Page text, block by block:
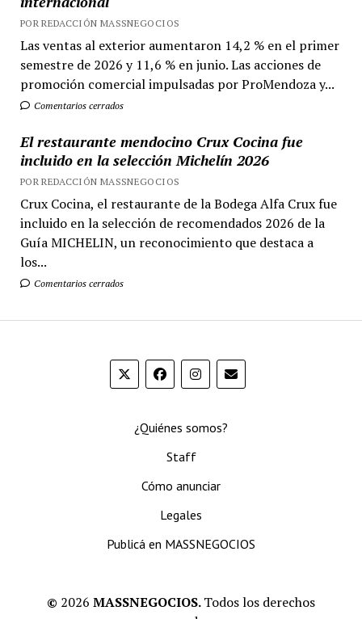
POR REDACCIÓN MASSNEGOCIOS
Las ventas al exterior aumentaron 14,2 % en el primer
semestre de 2026 y 11,6 % en junio. Las acciones de
promoción comercial impulsadas por ProMendoza y...
Comentarios cerrados
El restaurante mendocino Crux Cocina fue
incluido en la selección Michelín 2026
POR REDACCIÓN MASSNEGOCIOS
Crux Cocina, el restaurante de la Bodega Alfa Crux fue
incluido en la selección de recomendados 2026 de la
Guía MICHELIN, un reconocimiento que destaca a
los...
Comentarios cerrados
¿Quiénes somos?
Staff
Cómo anunciar
Legales
Publicá en MASSNEGOCIOS
© 2026 MASSNEGOCIOS.Todos los derechos